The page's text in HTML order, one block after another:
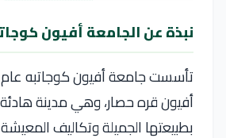
نبذة عن الجامعة أفيون
تأسستجامعة أفيون كوجاتبهعام 1992 في مدينة
أفيون قره حصار، وهي مدينة
بطبيعتها الجميلة وتكاليف